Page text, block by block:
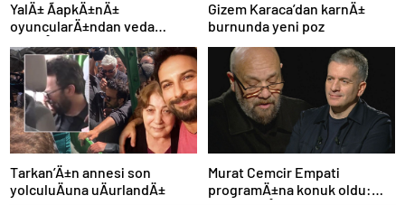
YalÄ± ÃapkÄ±nÄ±
oyuncularÄ±ndan veda
paylaÅÄ±mlarÄ±
Gizem Karaca’dan karnÄ±
burnunda yeni poz
Tarkan’Ä±n annesi son
yolculuÄuna uÄurlandÄ±
Murat Cemcir Empati
programÄ±na konuk oldu: